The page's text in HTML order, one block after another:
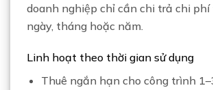
doanh nghiệp chỉ cần chi trả chi
ngày, tháng hoặc năm.
Linh hoạt theo thời gian sử dụng
Thuê ngắn hạn cho công trình